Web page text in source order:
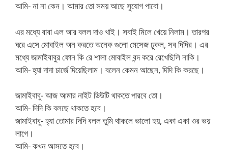
আমি- না না কেন। আমার তো সময় আছে সুযোগ পাবো।
এর মধ্যে বাবা এল আর বলল দাও খাই। সবাই মিলে খেয়ে নিলাম। তারপর
ঘরে এসে মোবাইল অন করতে অনেক গুলো মেসেজ ঢুকল, সব দিদির। এর
মধ্যে জামাইবাবুর ফোন কি রে শালা মোবাইল বন্দ করে রেখেছিলি নাকি।
আমি- হ্যা দাদা চার্জে দিয়েছিলাম। বলেন কেমন আছেন, দিদি কি করছে।
জামাইবাবু- আজ আমার নাইট ডিউটি থাকতে পারবে তো।
আমি- দিদি কি বলছে থাকতে হবে।
জামাইবাবু- হ্যা তোমার দিদি বলল তুমি থাকলে ভালো হয়, একা একা ওর ভয়
লাগে।
আমি- কখন আসতে হবে।